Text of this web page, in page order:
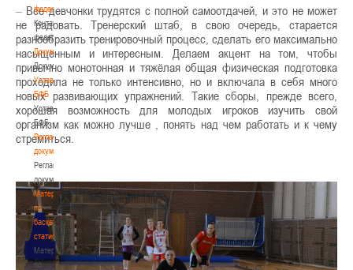
федерации
Контакты
федерации
Документы
Документы
Устав
БФБ
Устав
БФБ
Регламентирующие
документы
Регламентирующие
документы
Материалы
по
баскетбольной
статистике
Материалы
по
– Все девчонки трудятся с полной самоотдачей, и это не может
не радовать. Тренерский штаб, в свою очередь, старается
разнообразить тренировочный процесс, сделать его максимально
насыщенным и интересным. Делаем акцент на том, чтобы
привычно монотонная и тяжёлая общая физическая подготовка
проходила не только интенсивно, но и включала в себя много
новых развивающих упражнений. Такие сборы, прежде всего,
хорошая возможность для молодых игроков изучить свой
организм как можно лучше , понять над чем работать и к чему
стремиться.